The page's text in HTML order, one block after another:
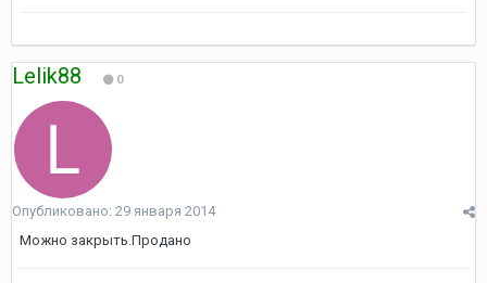
Lelik88 0
Опубликовано: 29 января 2014
Можно закрыть.Продано